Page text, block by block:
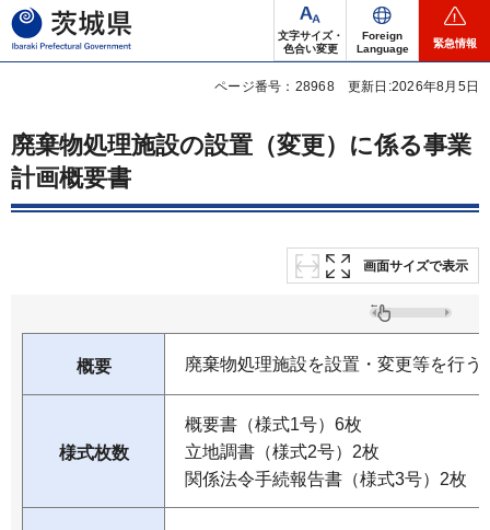
茨城県
文字サイズ・
色合い変更
Foreign
Language
緊急情報
ページ番号：28968 更新日:2026年8月5日
廃棄物処理施設の設置（変更）に係る事業
計画概要書
画面サイズで表示
概要 廃棄物処理施設を設置・変更等を行
様式枚数
概要書（様式1号）6枚
立地調書（様式2号）2枚
関係法令手続報告書（様式3号）2枚